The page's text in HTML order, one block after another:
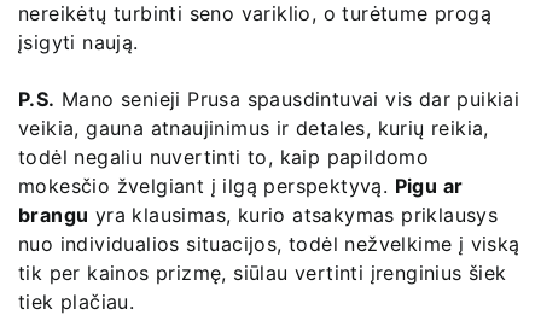
nereikėtų turbinti seno variklio, o turėtume progą
įsigyti naują.
P.S. Mano senieji Prusa spausdintuvai vis dar puikiai
veikia, gauna atnaujinimus ir detales, kurių reikia,
todėl negaliu nuvertinti to, kaip papildomo
mokesčio žvelgiant į ilgą perspektyvą. Pigu ar
brangu yra klausimas, kurio atsakymas priklausys
nuo individualios situacijos, todėl nežvelkime į viską
tik per kainos prizmę, siūlau vertinti įrenginius šiek
tiek plačiau.